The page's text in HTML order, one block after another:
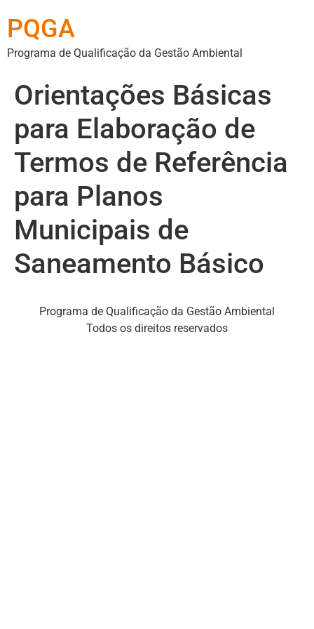
PQGA
Programa de Qualificação da Gestão Ambiental
Orientações Básicas
para Elaboração de
Termos de Referência
para Planos
Municipais de
Saneamento Básico
Programa de Qualificação da Gestão Ambiental
Todos os direitos reservados